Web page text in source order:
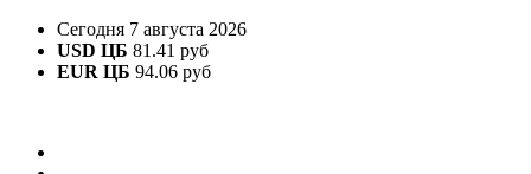
Сегодня 7 августа 2026
USD ЦБ 81.41 руб
EUR ЦБ 94.06 руб